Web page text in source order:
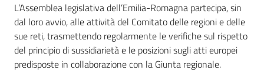
L’Assemblea legislativa dell’Emilia-Romagna partecipa, sin
dal loro avvio, alle attività del Comitato delle regioni e delle
sue reti, trasmettendo regolarmente le verifiche sul rispetto
del principio di sussidiarietà e le posizioni sugli atti europei
predisposte in collaborazione con la Giunta regionale.